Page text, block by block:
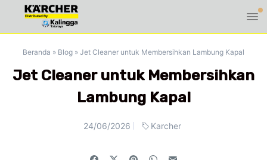
Beranda » Blog » Jet Cleaner untuk Membersihkan Lambung Kapal
Jet Cleaner untuk Membersihkan
Lambung Kapal
24/06/2026 Karcher